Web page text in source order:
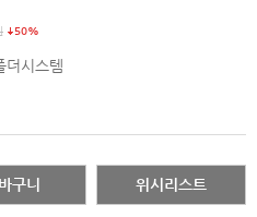
50%
더시스템
구니 위시리스트